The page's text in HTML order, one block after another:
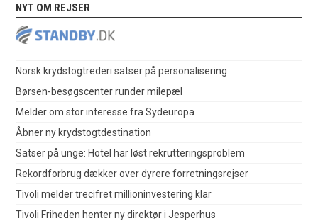
NYT OM REJSER
Norsk krydstogtrederi satser på personalisering
Børsen-besøgscenter runder milepæl
Melder om stor interesse fra Sydeuropa
Åbner ny krydstogtdestination
Satser på unge: Hotel har løst rekrutteringsproblem
Rekordforbrug dækker over dyrere forretningsrejser
Tivoli melder trecifret millioninvestering klar
Tivoli Friheden henter ny direktør i Jesperhus